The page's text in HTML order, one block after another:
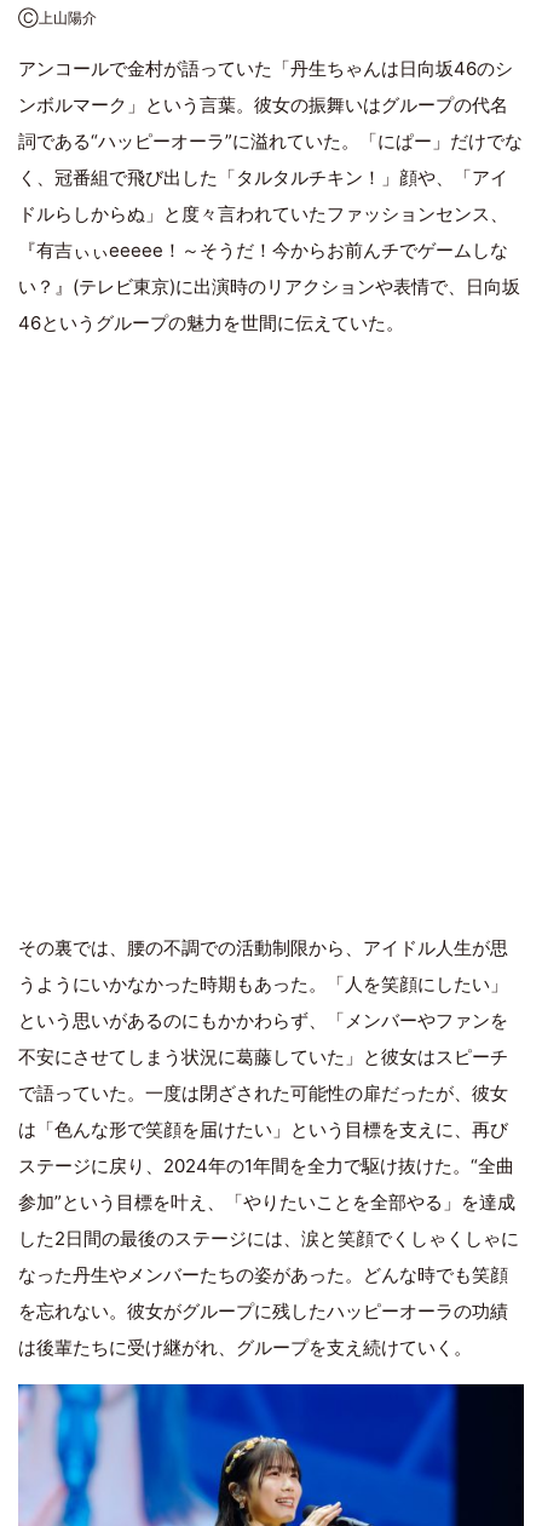
Ⓒ上山陽介
アンコールで金村が語っていた「丹生ちゃんは日向坂46のシ
ンボルマーク」という言葉。彼女の振舞いはグループの代名
詞である“ハッピーオーラ”に溢れていた。「にぱー」だけでな
く、冠番組で飛び出した「タルタルチキン！」顔や、「アイ
ドルらしからぬ」と度々言われていたファッションセンス、
『有吉ぃぃeeeee！～そうだ！今からお前んチでゲームしな
い？』(テレビ東京)に出演時のリアクションや表情で、日向坂
46というグループの魅力を世間に伝えていた。
その裏では、腰の不調での活動制限から、アイドル人生が思
うようにいかなかった時期もあった。「人を笑顔にしたい」
という思いがあるのにもかかわらず、「メンバーやファンを
不安にさせてしまう状況に葛藤していた」と彼女はスピーチ
で語っていた。一度は閉ざされた可能性の扉だったが、彼女
は「色んな形で笑顔を届けたい」という目標を支えに、再び
ステージに戻り、2024年の1年間を全力で駆け抜けた。“全曲
参加”という目標を叶え、「やりたいことを全部やる」を達成
した2日間の最後のステージには、涙と笑顔でくしゃくしゃに
なった丹生やメンバーたちの姿があった。どんな時でも笑顔
を忘れない。彼女がグループに残したハッピーオーラの功績
は後輩たちに受け継がれ、グループを支え続けていく。